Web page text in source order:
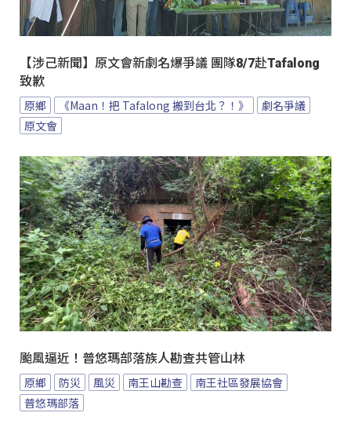
【涉己新聞】原文會新劇名爆爭議 團隊8/7赴Tafalong
致歉
原鄉 《Maan！把 Tafalong 搬到台北？！》
劇名爭議
原文會
颱風逼近！普悠瑪部落族人勘查共管山林
原鄉 防災 風災 南王山勘查
南王社區發展協會
普悠瑪部落